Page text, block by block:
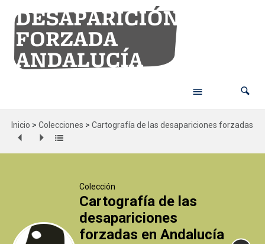
Inicio > Colecciones > Cartografía de las desapariciones forzadas
Colección
Cartografía de las
desapariciones
forzadas en Andalucía